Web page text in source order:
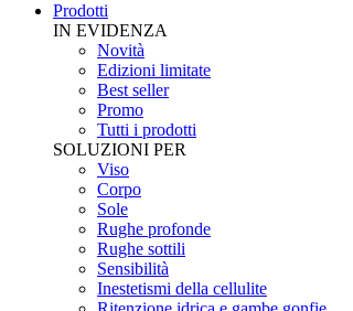
Prodotti
IN EVIDENZA
Novità
Edizioni limitate
Best seller
Promo
Tutti i prodotti
SOLUZIONI PER
Viso
Corpo
Sole
Rughe profonde
Rughe sottili
Sensibilità
Inestetismi della cellulite